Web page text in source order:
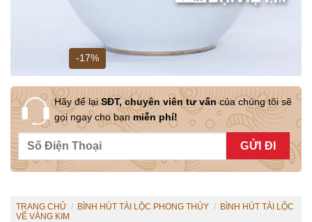
-17%
Hãy để lạiSĐT, chuyên viên tư vấncủa chúng tôi sẽ
gọi ngay cho bạnmiễn phí!
TRANG CHỦ / BÌNH HÚT TÀI LỘC PHONG THỦY / BÌNH HÚT TÀI LỘC
VẼ VÀNG KIM